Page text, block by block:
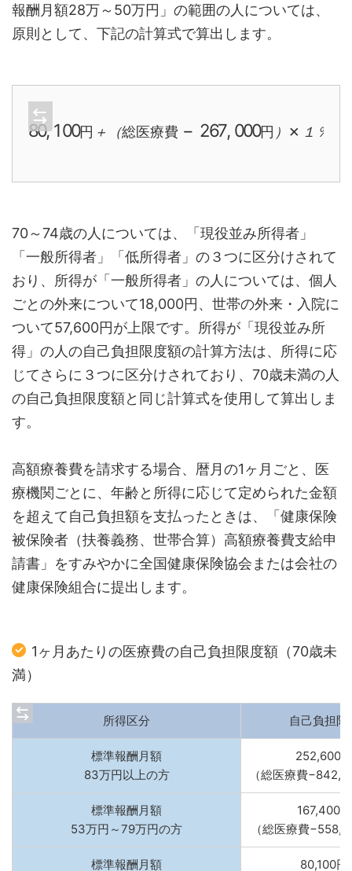
報酬月額28万～50万円」の範囲の人については、
原則として、下記の計算式で算出します。
円 ＋ （総 医 療 費 円 ） １ ％
80 ,100 費 −267,000
70～74歳の人については、「現役並み所得者」
「一般所得者」「低所得者」の３つに区分けされて
おり、所得が「一般所得者」の人については、個人
ごとの外来について18,000円、世帯の外来・入院に
ついて57,600円が上限です。所得が「現役並み所
得」の人の自己負担限度額の計算方法は、所得に応
じてさらに３つに区分けされており、70歳未満の人
の自己負担限度額と同じ計算式を使用して算出しま
す。
高額療養費を請求する場合、暦月の1ヶ月ごと、医
療機関ごとに、年齢と所得に応じて定められた金額
を超えて自己負担額を支払ったときは、「健康保険
被保険者（扶養義務、世帯合算）高額療養費支給申
請書」をすみやかに全国健康保険協会または会社の
健康保険組合に提出します。
1ヶ月あたりの医療費の自己負担限度額（70歳未
満）
所得区分 自己負担限
標準報酬月額
83万円以上の方
252,600
（総医療費
標準報酬月額
53万円～79万円の方
167,400
（総医療費
標準報酬月額 80,100円